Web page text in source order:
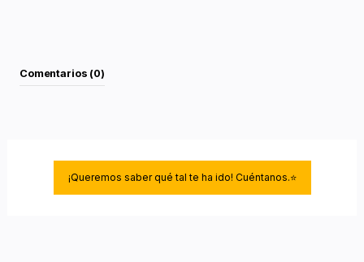
Comentarios (0)
¡Queremos saber qué tal te ha ido! Cuéntanos.⭐